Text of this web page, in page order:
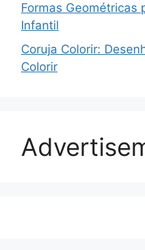
Formas Geométricas
Infantil
Coruja Colorir:
Colorir